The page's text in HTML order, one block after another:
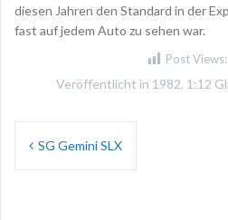
diesen Jahren den Standard in der
fast auf jedem Auto zu sehen war.
Post Views:
Veröffentlicht in 1982, 1:12
Beitragsnavigation
SG Gemini SLX